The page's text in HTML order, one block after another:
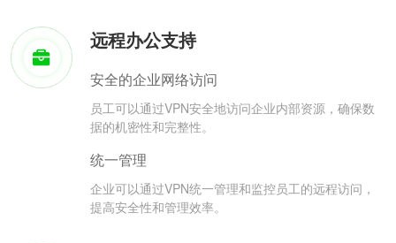
远程办公支持
安全的企业网络访问
员工可以通过VPN安全地访问企业内部资源，确保数
据的机密性和完整性。
统一管理
企业可以通过VPN统一管理和监控员工的远程访问，
提高安全性和管理效率。